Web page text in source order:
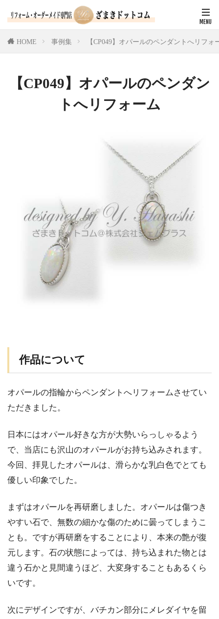
HOME 事例集 【CP049】オパールのペンダントへリフォ
【CP049】オパールのペンダン
トへリフォーム
作品について
オパールの指輪からペンダントへリフォームさせてい
ただきました。
日本にはオパール好きな方が大勢いらっしゃるよう
で、当店にも沢山のオパールがお持ち込みされます。
今回、拝見したオパールは、滑らかな乳白色でとても
優しい印象でした。
まずはオパールを再研磨しました。オパールは傷つき
やすい石で、無数の細かな傷のために曇ってしまうこ
とも。ですが再研磨をすることにより、本来の艶が復
元します。石の状態によっては、持ち込まれた物とは
違う石かと見間違うほど、大変身することもあるくら
いです。
次にデザインですが、バチカン部分にメレダイヤを留